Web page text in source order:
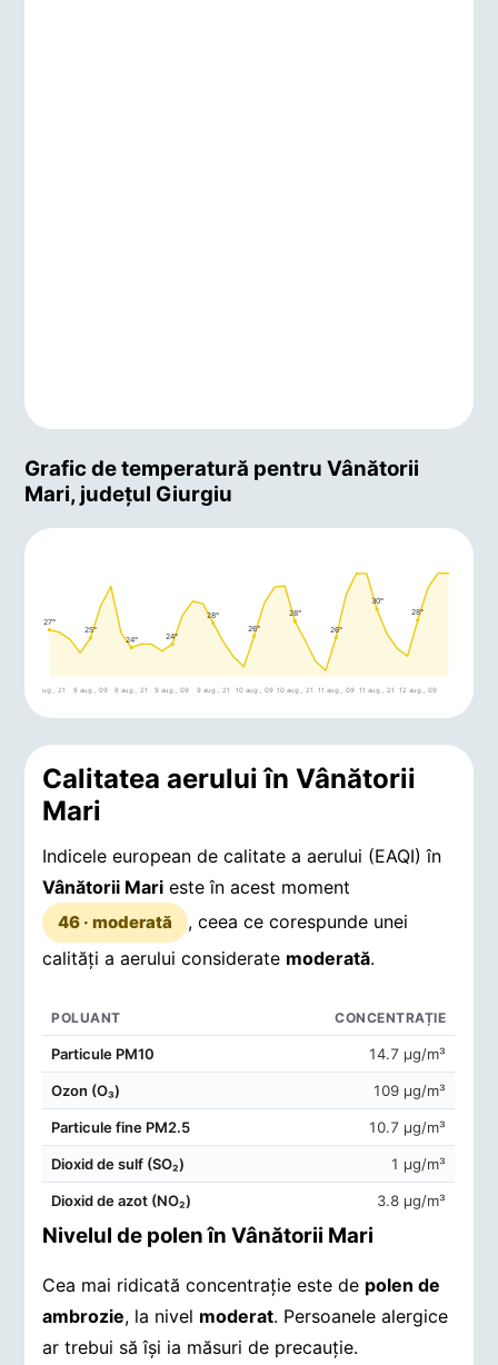
Grafic de temperatură pentru Vânătorii
Mari, județul Giurgiu
27°
7 aug., 21
25°
8 aug., 09
24°
8 aug., 21
24°
9 aug., 09
28°
9 aug., 21
26°
10 aug., 09
28°
10 aug., 21
26°
11 aug., 09
30°
11 aug., 21
28°
12 aug., 09
Calitatea aerului în Vânătorii
Mari
Indicele european de calitate a aerului (EAQI) în
Vânătorii Mari este în acest moment
46 · moderată
, ceea ce corespunde unei
calități a aerului considerate moderată.
POLUANT CONCENTRAȚIE
Particule PM10 14.7 μg/m³
Ozon (O₃) 109 μg/m³
Particule fine PM2.5 10.7 μg/m³
Dioxid de sulf (SO₂) 1 μg/m³
Dioxid de azot (NO₂) 3.8 μg/m³
Nivelul de polen în Vânătorii Mari
Cea mai ridicată concentrație este de polen de
ambrozie, la nivel moderat. Persoanele alergice
ar trebui să își ia măsuri de precauție.